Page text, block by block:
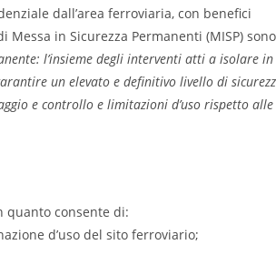
dall’area ferroviaria, con benefici
in Sicurezza Permanenti (MISP) sono
l’insieme degli interventi atti a isolare in
un elevato e definitivo livello di
e controllo e limitazioni d’uso rispetto alle
quanto consente di:
d’uso del sito ferroviario;